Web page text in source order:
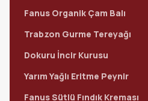
Fanus Organik Çam Balı
Trabzon Gurme Tereyağı
Dokuru İncir Kurusu
Yarım Yağlı Eritme Peynir
Fanus Sütlü Fındık Kreması